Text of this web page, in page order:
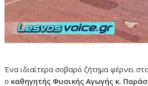
Ένα ιδιαίτερα σοβαρό ζήτημα φέρνει
ο καθηγητής Φυσικής Αγωγής κ.